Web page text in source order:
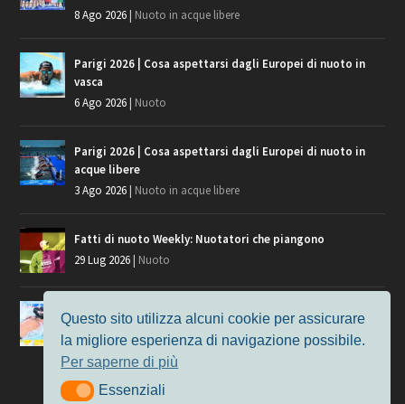
8 Ago 2026| Nuoto in acque libere
Parigi 2026 | Cosa aspettarsi dagli Europei di nuoto in
vasca
6 Ago 2026| Nuoto
Parigi 2026 | Cosa aspettarsi dagli Europei di nuoto in
acque libere
3 Ago 2026| Nuoto in acque libere
Fatti di nuoto Weekly: Nuotatori che piangono
29 Lug 2026| Nuoto
Giochi del Mediterraneo, i convocati del nuoto per
9 Lug 2026
Nuoto
Questo sito utilizza alcuni cookie per assicurare
la migliore esperienza di navigazione possibile.
Per saperne di più
EssenzialiEssenziali